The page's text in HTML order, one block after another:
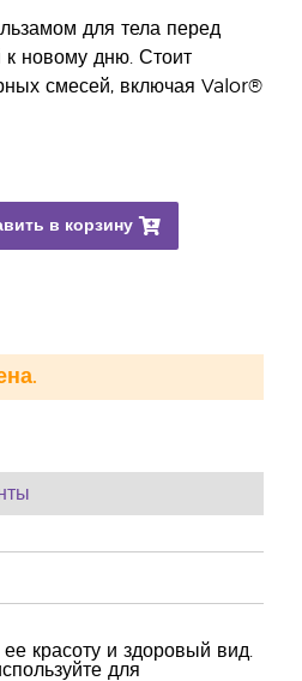
для тела перед
к новому дню. Стоит
смесей, включая Valor®
в корзину
красоту и здоровый вид.
для